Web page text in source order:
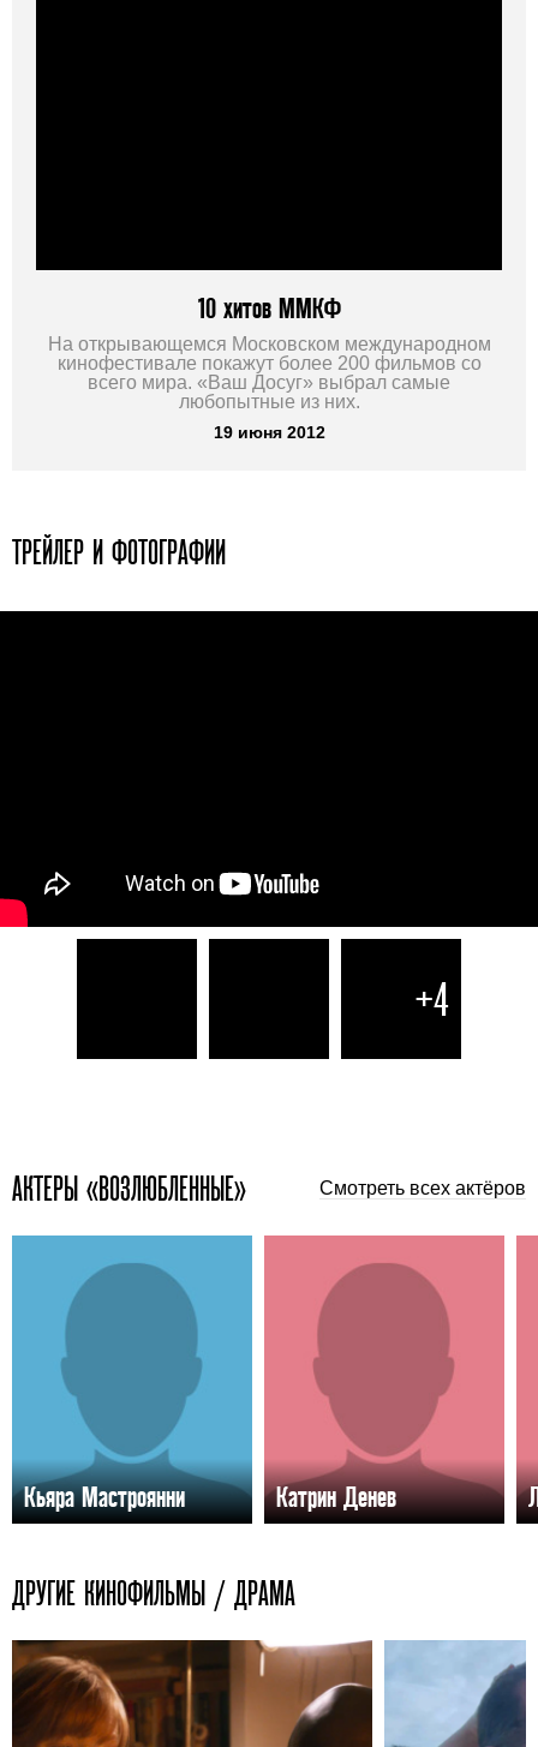
10 хитов ММКФ
На открывающемся Московском международном
кинофестивале покажут более 200 фильмов со
всего мира. «Ваш Досуг» выбрал самые
любопытные из них.
19 июня 2012
ТРЕЙЛЕР И ФОТОГРАФИИ
+4
АКТЕРЫ «ВОЗЛЮБЛЕННЫЕ» Смотреть всех актёров
Кьяра Мастроянни Катрин Денев
ДРУГИЕ КИНОФИЛЬМЫ / ДРАМА